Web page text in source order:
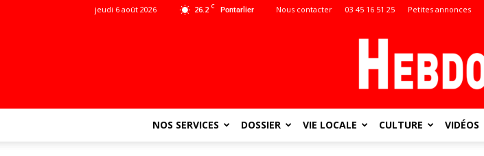
26.2 C Pontarlier
jeudi 6 août 2026 Nous contacter 03 45 16 51 25 Petites annonces
NOS SERVICES DOSSIER VIE LOCALE CULTURE VIDÉOS